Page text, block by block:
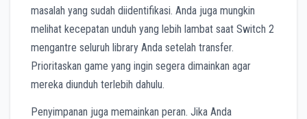
masalah yang sudah diidentifikasi. Anda juga mungkin
melihat kecepatan unduh yang lebih lambat saat Switch 2
mengantre seluruh library Anda setelah transfer.
Prioritaskan game yang ingin segera dimainkan agar
mereka diunduh terlebih dahulu.
Penyimpanan juga memainkan peran. Jika Anda